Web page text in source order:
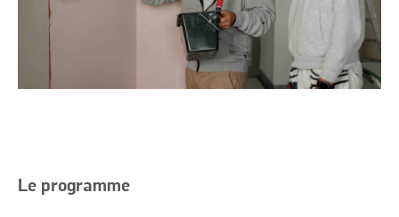
Le programme